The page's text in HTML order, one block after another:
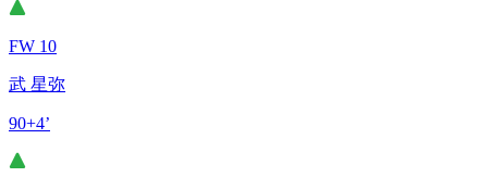
FW 10
武 星弥
90+4’